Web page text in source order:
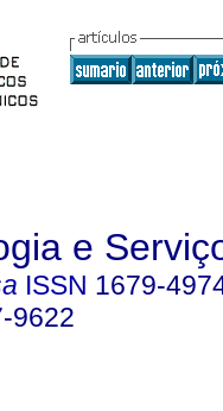
e
ISSN 1679-
9622